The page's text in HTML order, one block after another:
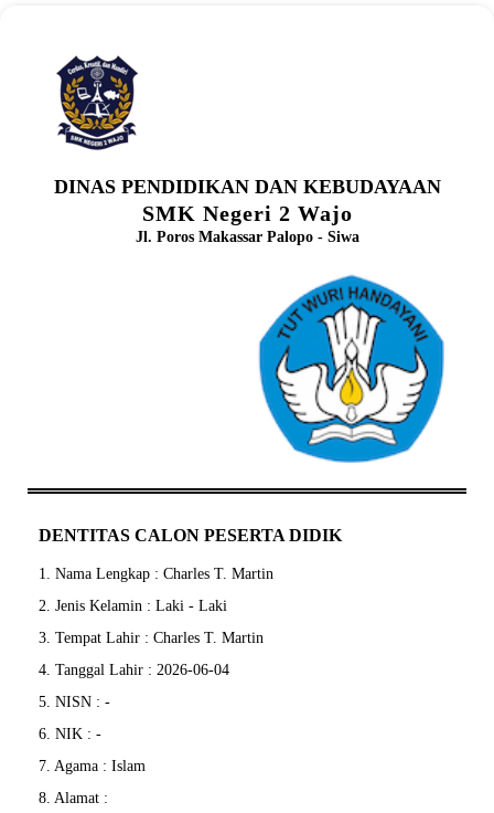
DINAS PENDIDIKAN DAN KEBUDAYAAN
SMK Negeri 2 Wajo
Jl. Poros Makassar Palopo - Siwa
DENTITAS CALON PESERTA DIDIK
1. Nama Lengkap : Charles T. Martin
2. Jenis Kelamin : Laki - Laki
3. Tempat Lahir : Charles T. Martin
4. Tanggal Lahir : 2026-06-04
5. NISN : -
6. NIK : -
7. Agama : Islam
8. Alamat :